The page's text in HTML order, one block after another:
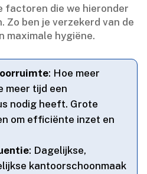
factoren die we hieronder
Zo ben je verzekerd van de
maximale hygiëne.​
: Hoe meer
meer tijd een
nodig heeft.​ Grote
om efficiënte inzet en
: Dagelijkse,
kantoorschoonmaak